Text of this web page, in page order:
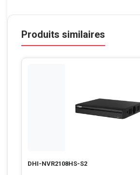
Produits similaires
DHI-NVR2108HS-S2